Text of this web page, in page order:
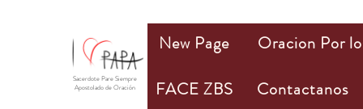
New Page Oracion Por
FACE ZBS
Contactanos
Sacerdote Pare Siempre
Apostolado de Oración